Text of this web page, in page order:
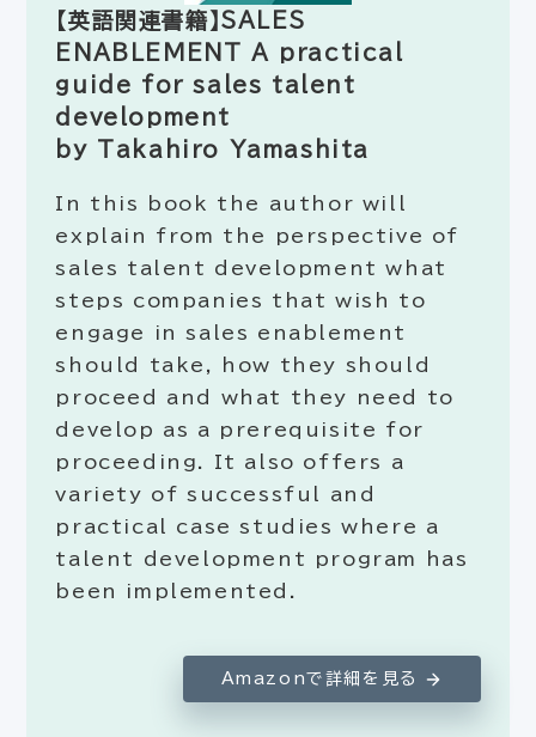
【英語関連書籍】SALES
ENABLEMENT A practical
guide for sales talent
development
by Takahiro Yamashita
In this book the author will
explain from the perspective of
sales talent development what
steps companies that wish to
engage in sales enablement
should take, how they should
proceed and what they need to
develop as a prerequisite for
proceeding. It also offers a
variety of successful and
practical case studies where a
talent development program has
been implemented.
Amazonで詳細を見る